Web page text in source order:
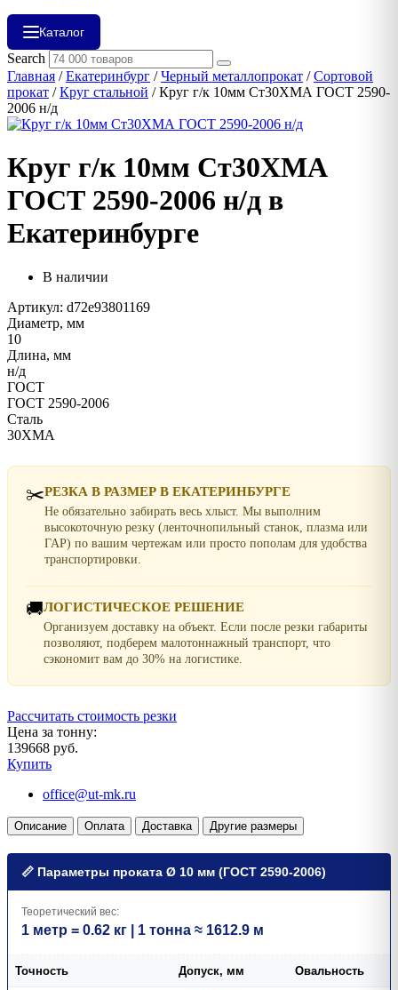
Каталог
Search
Главная /Екатеринбург /Черный металлопрокат /Сортовой
прокат /Круг стальной / Круг г/к 10мм Ст30ХМА ГОСТ 2590-
2006 н/д
Круг г/к 10мм Ст30ХМА
ГОСТ 2590-2006 н/д в
Екатеринбурге
В наличии
Артикул: d72e93801169
Диаметр, мм
10
Длина, мм
н/д
ГОСТ
ГОСТ 2590-2006
Сталь
30ХМА
✂️РЕЗКА В РАЗМЕР В ЕКАТЕРИНБУРГЕ
Не обязательно забирать весь хлыст. Мы выполним
высокоточную резку (ленточнопильный станок, плазма или
ГАР) по вашим чертежам или просто пополам для удобства
транспортировки.
🚚ЛОГИСТИЧЕСКОЕ РЕШЕНИЕ
Организуем доставку на объект. Если после резки габариты
позволяют, подберем малотоннажный транспорт, что
сэкономит вам до 30% на логистике.
Рассчитать стоимость резки
Цена за тонну:
139668 руб.
Купить
office@ut-mk.ru
Описание Оплата Доставка Другие размеры
📏 Параметры проката Ø 10 мм (ГОСТ 2590-2006)
Теоретический вес:
1 метр = 0.62 кг | 1 тонна ≈ 1612.9 м
Точность Допуск, мм Овальность